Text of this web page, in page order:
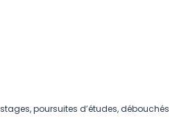
poursuites d’études, débouchés